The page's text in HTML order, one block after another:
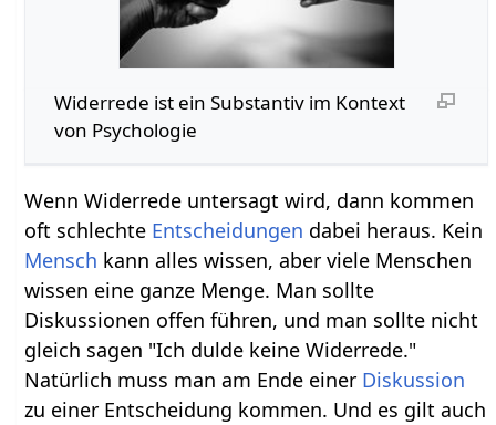
Widerrede‏‎ ist ein Substantiv im Kontext
von Psychologie
Wenn Widerrede untersagt wird, dann kommen
oft schlechte Entscheidungen dabei heraus. Kein
Mensch kann alles wissen, aber viele Menschen
wissen eine ganze Menge. Man sollte
Diskussionen offen führen, und man sollte nicht
gleich sagen "Ich dulde keine Widerrede."
Natürlich muss man am Ende einer Diskussion
zu einer Entscheidung kommen. Und es gilt auch